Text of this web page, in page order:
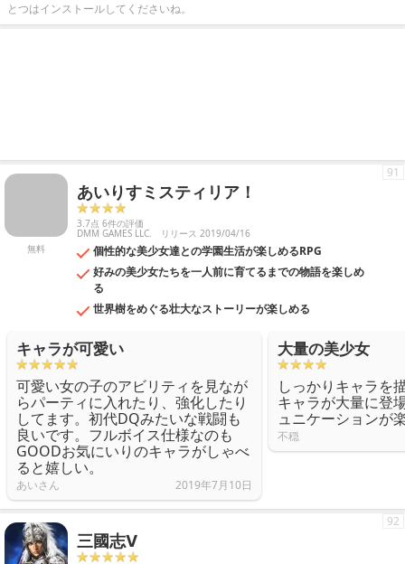
とつはインストールしてくださいね。
無料
あいりすミスティリア！
3.7点 6件の評価
DMM GAMES LLC. リリース 2019/04/16
個性的な美少女達との学園生活が楽しめるRPG
好みの美少女たちを一人前に育てるまでの物語を楽しめ
る
世界樹をめぐる壮大なストーリーが楽しめる
91
キャラが可愛い
可愛い女の子のアビリティを見なが
らパーティに入れたり、強化したり
してます。初代DQみたいな戦闘も
良いです。フルボイス仕様なのも
GOODお気にいりのキャラがしゃべ
ると嬉しい。
あいさん 2019年7月10日
大量の美少女
しっかりキャラを
キャラが大量に登
ュニケーションが
不穏
三國志Ⅴ
92